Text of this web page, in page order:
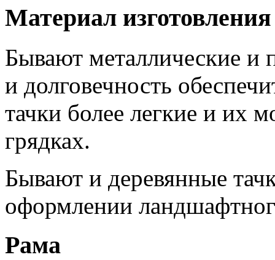
Материал изготовления
Бывают металлические и
и долговечность
тачки более легкие и их
грядках.
Бывают и деревянные
оформлении
Рама